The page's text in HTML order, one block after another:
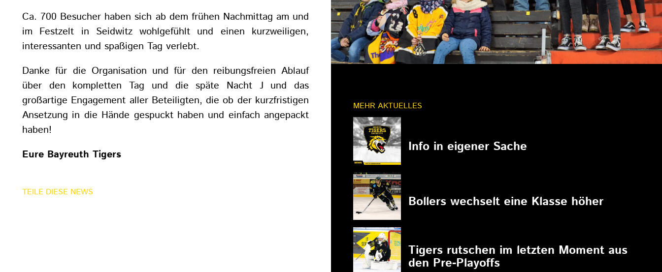
Ca. 700 Besucher haben sich ab dem frühen Nachmittag am und
im Festzelt in Seidwitz wohlgefühlt und einen kurzweiligen,
interessanten und spaßigen Tag verlebt.
Danke für die Organisation und für den reibungsfreien Ablauf
über den kompletten Tag und die späte Nacht J und das
großartige Engagement aller Beteiligten, die ob der kurzfristigen
Ansetzung in die Hände gespuckt haben und einfach angepackt
haben!
Eure Bayreuth Tigers
TEILE DIESE NEWS
MEHR AKTUELLES
Info in eigener Sache
Bollers wechselt eine Klasse höher
Tigers rutschen im letzten Moment aus
den Pre-Playoffs